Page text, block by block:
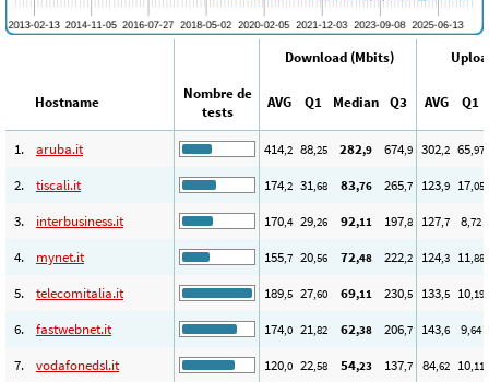
Download (Mbits)
Hostname
Nombre de
tests
AVG Q1 Median Q3 AVG Q1
1. aruba.it 414,2 88,25 282,9 674,9 302,2 65,97
2. tiscali.it 174,2 31,68 83,76 265,7 123,9 17,05
3. interbusiness.it 170,4 29,26 92,11 197,8 127,7 8,72
4. mynet.it 155,7 20,56 72,48 222,2 124,3 11,88
5. telecomitalia.it 189,5 27,60 69,11 230,5 133,5 10,19
6. fastwebnet.it 174,0 21,82 62,38 206,7 143,6 9,64
7. vodafonedsl.it 120,0 22,58 54,23 137,7 84,62 10,11